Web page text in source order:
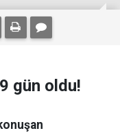
gün oldu!